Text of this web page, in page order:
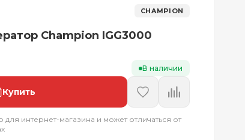
CHAMPION
Champion IGG3000
В наличии
Купить
для интернет-магазина и может отличаться от